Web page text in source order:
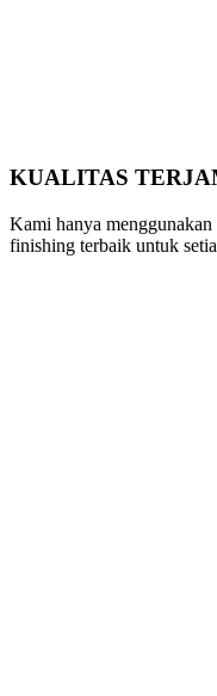
KUALITAS
Kami hanya
finishing terbaik untuk